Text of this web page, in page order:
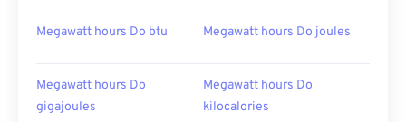
Megawatt hours Do btu Megawatt hours Do joules
Megawatt hours Do
gigajoules
Megawatt hours Do
kilocalories